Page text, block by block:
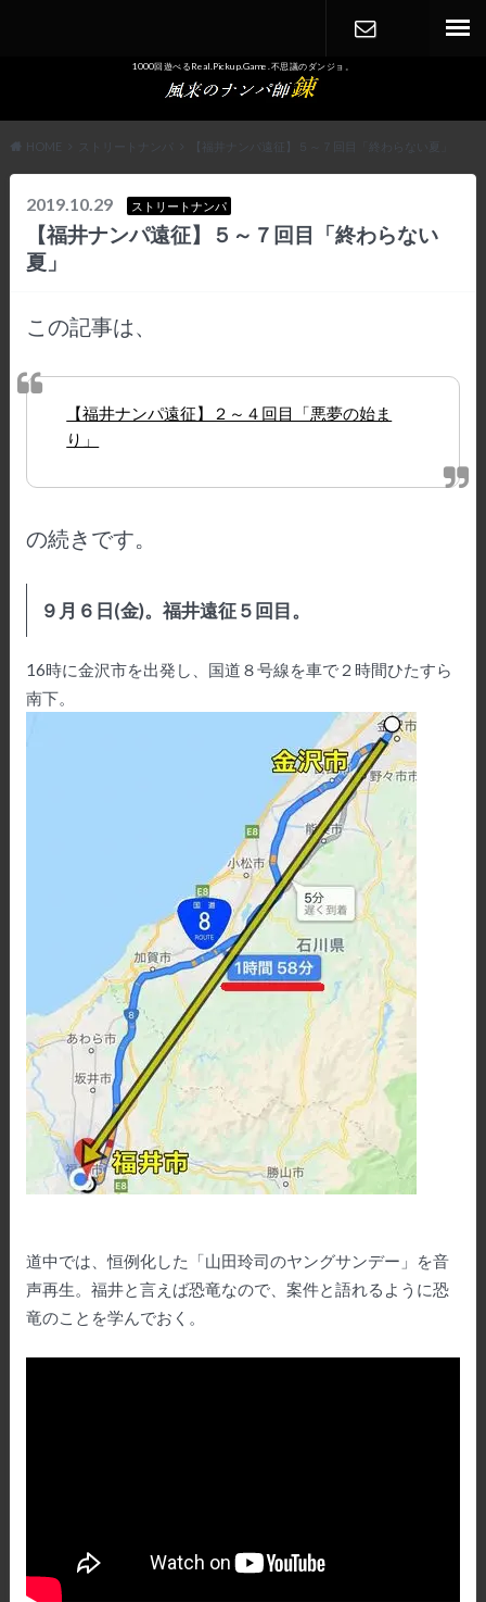
1000回遊べるReal.Pickup.Game. 不思議のダンジョ。
HOME ストリートナンパ 【福井ナンパ遠征】５～７回目「終わらない夏」
2019.10.29 ストリートナンパ
【福井ナンパ遠征】５～７回目「終わらない
夏」
この記事は、
【福井ナンパ遠征】２～４回目「悪夢の始ま
り」
の続きです。
９月６日(金)。福井遠征５回目。
16時に金沢市を出発し、国道８号線を車で２時間ひたすら
南下。
道中では、恒例化した「山田玲司のヤングサンデー」を音
声再生。福井と言えば恐竜なので、案件と語れるように恐
竜のことを学んでおく。